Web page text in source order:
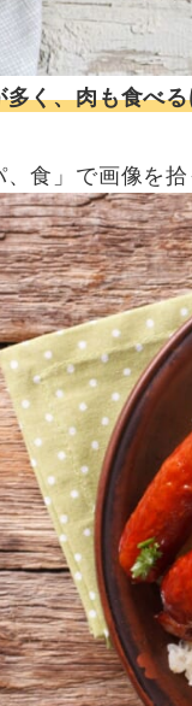
多く、肉も食べ
食」で画像を